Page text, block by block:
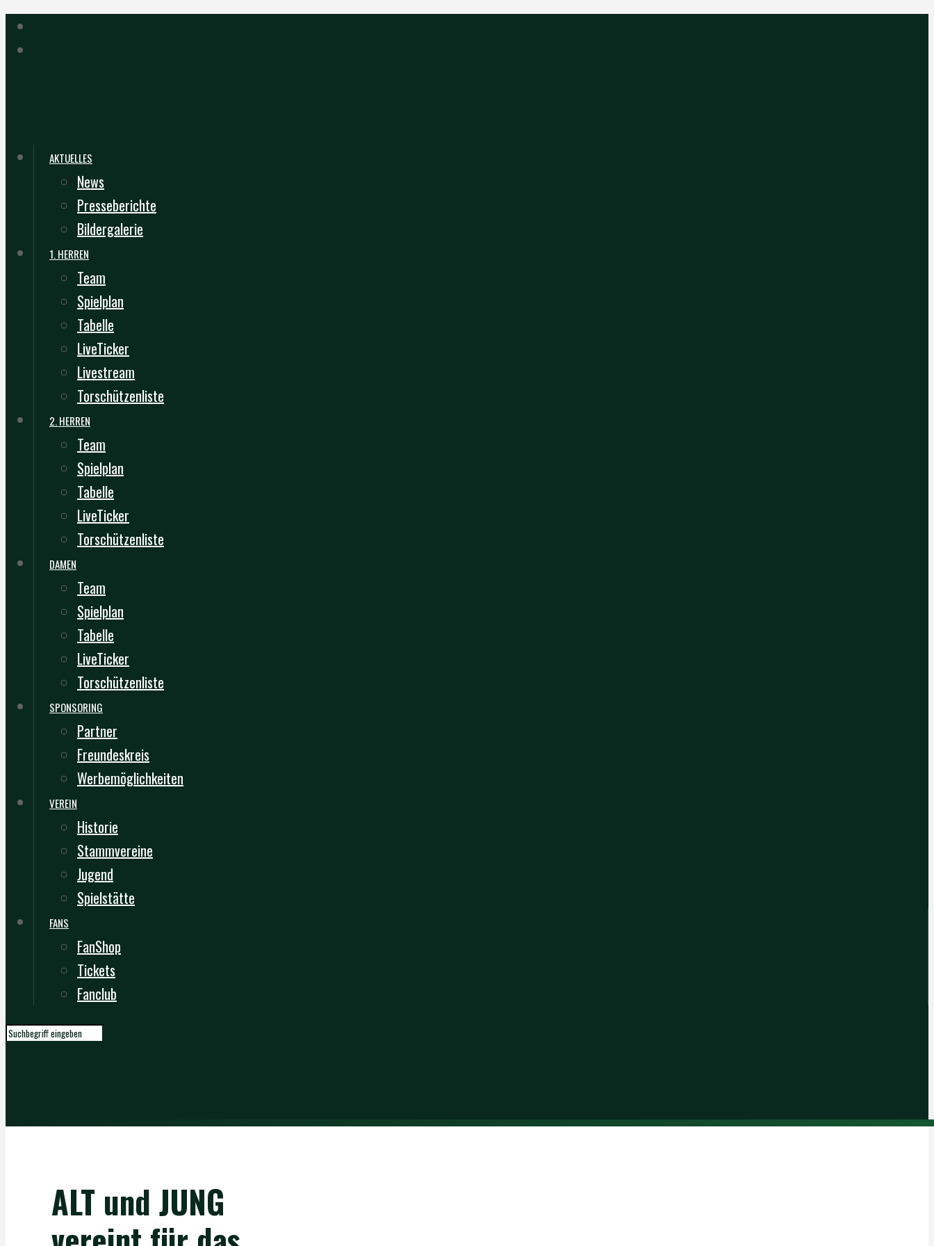
AKTUELLES
News
Presseberichte
Bildergalerie
1. HERREN
Team
Spielplan
Tabelle
LiveTicker
Livestream
Torschützenliste
2. HERREN
Team
Spielplan
Tabelle
LiveTicker
Torschützenliste
DAMEN
Team
Spielplan
Tabelle
LiveTicker
Torschützenliste
SPONSORING
Partner
Freundeskreis
Werbemöglichkeiten
VEREIN
Historie
Stammvereine
Jugend
Spielstätte
FANS
FanShop
Tickets
Fanclub
ALT und JUNG